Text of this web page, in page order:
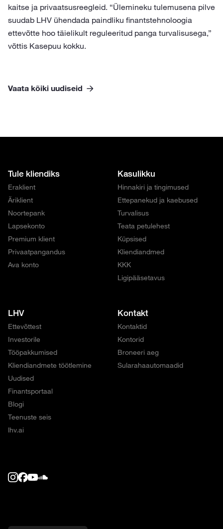
kaitse ja privaatsusreegleid. “Ülemineku tulemusena pilve
suudab LHV ühendada paindliku finantstehnoloogia
ettevõtte hoo täielikult reguleeritud panga turvalisusega,”
võttis Kasepuu kokku.
Vaata kõiki uudiseid
Tule kliendiks
Eraklient
Äriklient
Noortepank
Lapsekonto
Premium klient
Privaatpangandus
Ava konto
Kasulikku
Hinnakiri ja tingimused
Ettepanekud ja kaebused
Turvalisus
Teata petulehest
Küpsised
Kliendiandmed
KKK
Ligipääsetavus
LHV
Ettevõttest
Investorile
Tööpakkumised
Kliendiandmete töötlemine
Uudised
Finantsportaal
Blogi
Teenuste seis
lhv.ai
Kontakt
Kontaktid
Kontorid
Broneeri aeg
Sularahaautomaadid